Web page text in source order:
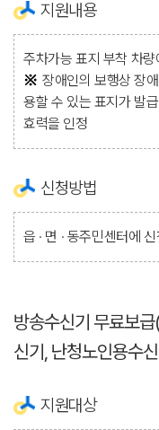
지원내용
주차가능 표지 부착 차
장애인의 보행상 장
용할 수 있는 표지가 발
효력을 인정
신청방법
읍 · 면 · 동주민센터에
방송수신기 무료보
신기, 난청노인용수
지원대상